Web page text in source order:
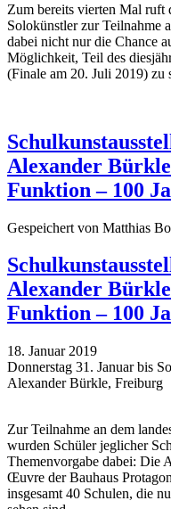
Zum bereits vierten Mal ruft
Solokünstler zur Teilnahme
dabei nicht nur die Chance
Möglichkeit, Teil des
(Finale am 20. Juli 2019) zu
Alexander
Funktion – 100
Gespeichert von Matthias
Alexander
Funktion – 100
18. Januar 2019
Donnerstag 31. Januar bis
Alexander Bürkle, Freiburg
Zur Teilnahme an dem
wurden Schüler jeglicher
Themenvorgabe dabei: Die
Œuvre der Bauhaus
insgesamt 40 Schulen, die